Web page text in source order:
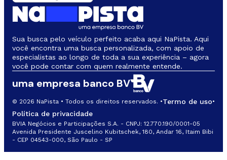
Sua busca pelo veículo perfeito acaba aqui NaPista. Aqui
você encontra uma busca personalizada, com apoio de
especialistas ao longo de toda a sua experiência – agora
você pode contar com quem realmente entende.
© 2026 NaPista • Todos os direitos reservados. •Termo de uso•
Política de privacidade
BVIA Negócios e Participações S.A. - CNPJ: 12.770.190/0001-05
Avenida Presidente Juscelino Kubitschek, 180, Andar 16, Itaim Bibi
- CEP 04543-000, São Paulo - SP
uma empresa banco BV